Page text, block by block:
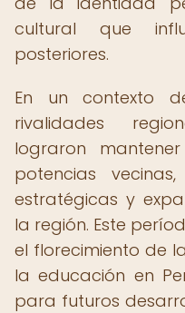
cultural que
posteriores.
En un contexto
rivalidades
lograron
potencias
estratégicas y
la región. Este
el florecimiento de
la educación en
para futuros